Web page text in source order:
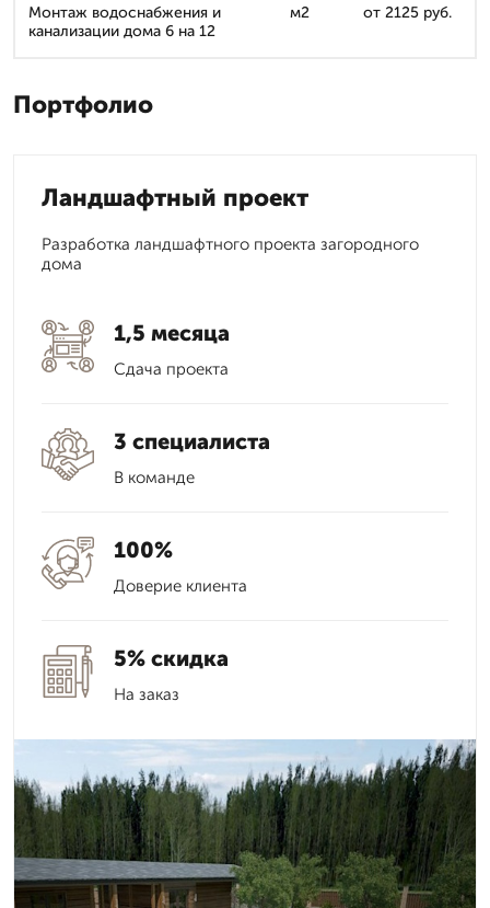
Монтаж водоснабжения и
канализации дома 6 на 12
м2 от 2125 руб.
Портфолио
Ландшафтный проект
Разработка ландшафтного проекта загородного
дома
1,5 месяца
Сдача проекта
3 специалиста
В команде
100%
Доверие клиента
5% скидка
На заказ